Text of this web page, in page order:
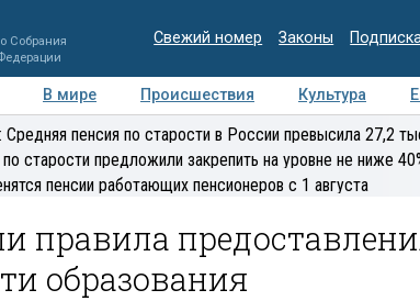
Собрания
Свежий номер Законы
В мире Происшествия Культура
Медиацентр Интервью
пенсия по старости в России превысила 27,2
старости предложили закрепить на уровне не ниже
пенсии работающих пенсионеров с 1 августа
правила
образования